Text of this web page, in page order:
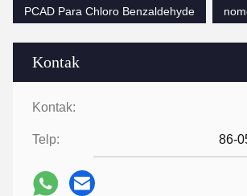
Kontak
Kontak:
Telp: 86-
PCAD Para Chloro Benzaldehyde